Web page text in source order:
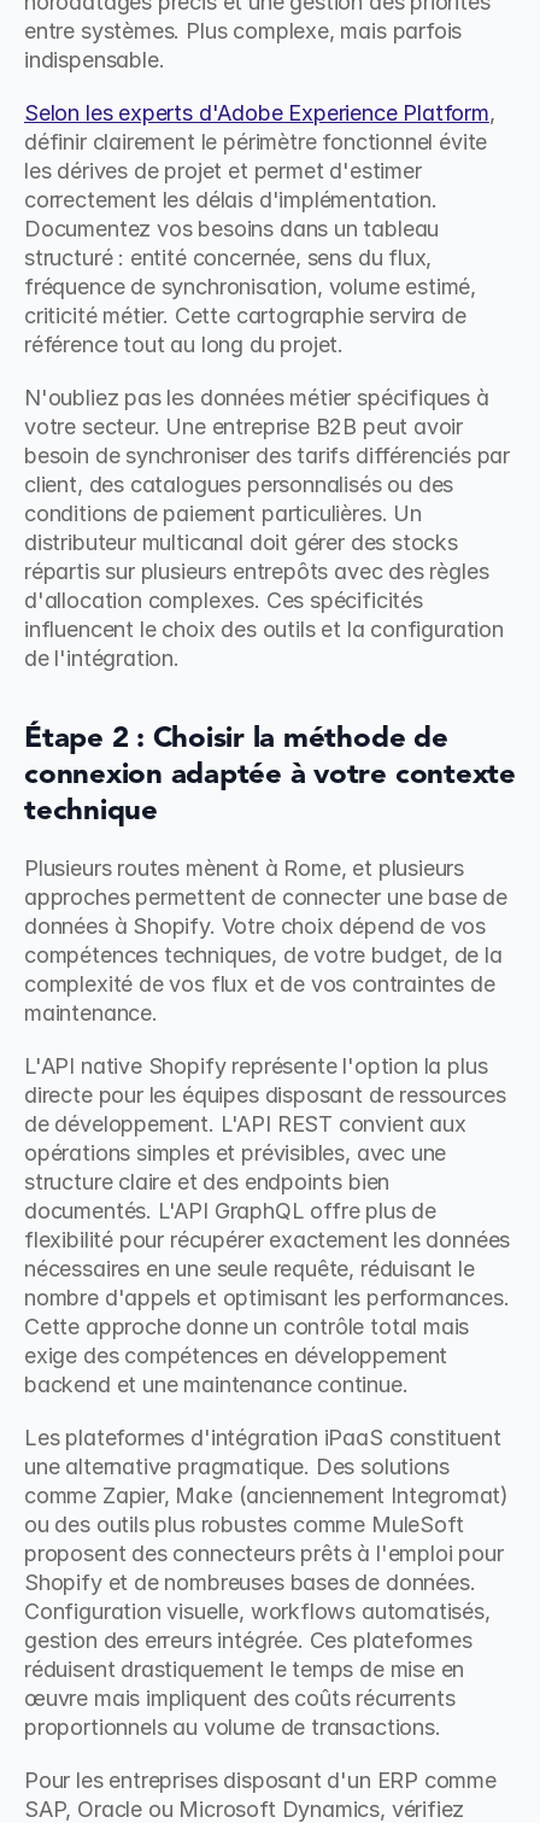
entre systèmes. Plus complexe, mais parfois
indispensable.
Selon les experts d'Adobe Experience Platform,
définir clairement le périmètre fonctionnel évite
les dérives de projet et permet d'estimer
correctement les délais d'implémentation.
Documentez vos besoins dans un tableau
structuré : entité concernée, sens du flux,
fréquence de synchronisation, volume estimé,
criticité métier. Cette cartographie servira de
référence tout au long du projet.
N'oubliez pas les données métier spécifiques à
votre secteur. Une entreprise B2B peut avoir
besoin de synchroniser des tarifs différenciés par
client, des catalogues personnalisés ou des
conditions de paiement particulières. Un
distributeur multicanal doit gérer des stocks
répartis sur plusieurs entrepôts avec des règles
d'allocation complexes. Ces spécificités
influencent le choix des outils et la configuration
de l'intégration.
Étape 2 : Choisir la méthode de
connexion adaptée à votre contexte
technique
Plusieurs routes mènent à Rome, et plusieurs
approches permettent de connecter une base de
données à Shopify. Votre choix dépend de vos
compétences techniques, de votre budget, de la
complexité de vos flux et de vos contraintes de
maintenance.
L'API native Shopify représente l'option la plus
directe pour les équipes disposant de ressources
de développement. L'API REST convient aux
opérations simples et prévisibles, avec une
structure claire et des endpoints bien
documentés. L'API GraphQL offre plus de
flexibilité pour récupérer exactement les données
nécessaires en une seule requête, réduisant le
nombre d'appels et optimisant les performances.
Cette approche donne un contrôle total mais
exige des compétences en développement
backend et une maintenance continue.
Les plateformes d'intégration iPaaS constituent
une alternative pragmatique. Des solutions
comme Zapier, Make (anciennement Integromat)
ou des outils plus robustes comme MuleSoft
proposent des connecteurs prêts à l'emploi pour
Shopify et de nombreuses bases de données.
Configuration visuelle, workflows automatisés,
gestion des erreurs intégrée. Ces plateformes
réduisent drastiquement le temps de mise en
œuvre mais impliquent des coûts récurrents
proportionnels au volume de transactions.
Pour les entreprises disposant d'un ERP comme
SAP, Oracle ou Microsoft Dynamics, vérifiez